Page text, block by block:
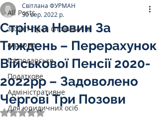
All Posts
захист прав споживачів
аграрне
Господарське
Податкове
Адміністративне
Для юридичних осіб
Стрічка Новин За
Тиждень – Перерахунок
Військової Пенсії 2020-
2022рр – Задоволено
Чергові Три Позови
Світлана ФУРМАН
30 вер. 2022 р.
Оцінка: NaN з 5 зірок.